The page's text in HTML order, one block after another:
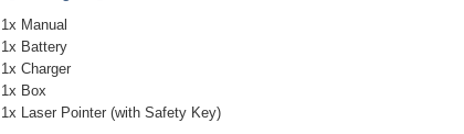
1x Manual
1x Battery
1x Charger
1x Box
1x Laser Pointer (with Safety Key)